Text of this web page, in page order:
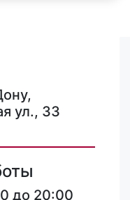
ул., 33
до 20:00